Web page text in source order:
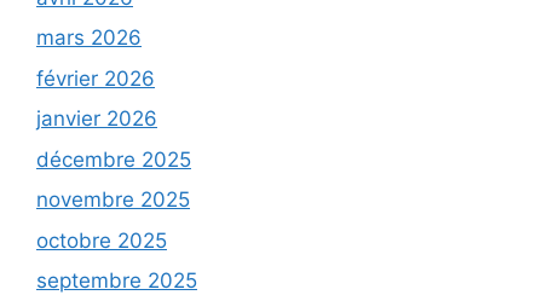
mars 2026
février 2026
janvier 2026
décembre 2025
novembre 2025
octobre 2025
septembre 2025